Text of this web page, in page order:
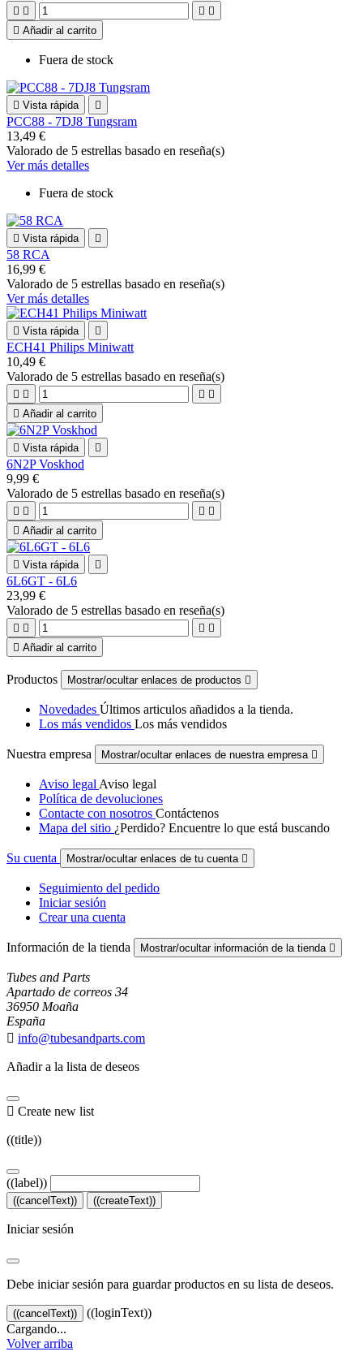
   
 Añadir al carrito
Fuera de stock
 Vista rápida 
PCC88 - 7DJ8 Tungsram
13,49 €
Valorado de 5 estrellas basado en reseña(s)
Ver más detalles
Fuera de stock
 Vista rápida 
58 RCA
16,99 €
Valorado de 5 estrellas basado en reseña(s)
Ver más detalles
 Vista rápida 
ECH41 Philips Miniwatt
10,49 €
Valorado de 5 estrellas basado en reseña(s)
   
 Añadir al carrito
 Vista rápida 
6N2P Voskhod
9,99 €
Valorado de 5 estrellas basado en reseña(s)
   
 Añadir al carrito
 Vista rápida 
6L6GT - 6L6
23,99 €
Valorado de 5 estrellas basado en reseña(s)
   
 Añadir al carrito
Productos Mostrar/ocultar enlaces de productos 
Novedades Últimos articulos añadidos a la tienda.
Los más vendidos Los más vendidos
Nuestra empresa Mostrar/ocultar enlaces de nuestra empresa 
Aviso legal Aviso legal
Política de devoluciones
Contacte con nosotros Contáctenos
Mapa del sitio ¿Perdido? Encuentre lo que está buscando
Su cuenta Mostrar/ocultar enlaces de tu cuenta 
Seguimiento del pedido
Iniciar sesión
Crear una cuenta
Información de la tienda Mostrar/ocultar información de la tienda 
Tubes and Parts
Apartado de correos 34
36950 Moaña
España
 info@tubesandparts.com
Añadir a la lista de deseos
 Create new list
((title))
((label))
((cancelText)) ((createText))
Iniciar sesión
Debe iniciar sesión para guardar productos en su lista de deseos.
((cancelText))
((loginText))
Cargando...
Volver arriba